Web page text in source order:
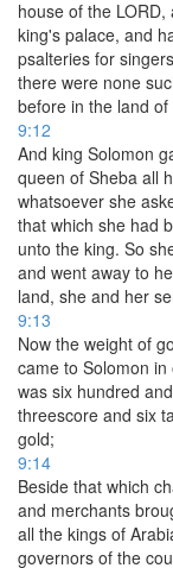
house of the LORD,
king's palace, and
psalteries for
there were none
before in the land of
9:12
And king Solomon
queen of Sheba all
whatsoever she
that which she had
unto the king. So
and went away to
land, she and her
9:13
Now the weight of
came to Solomon in
was six hundred and
threescore and six
gold;
9:14
Beside that which
and merchants
all the kings of
governors of the